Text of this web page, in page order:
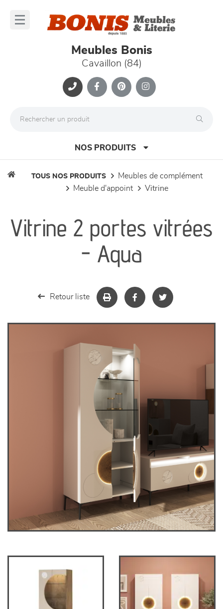
Meubles Bonis
Cavaillon (84)
NOS PRODUITS
séjours
meubles de complément
TOUS NOS PRODUITS
meubles de complément
meuble d'appoint
vitrine
Vitrine 2 portes vitrées
- Aqua
Retour liste